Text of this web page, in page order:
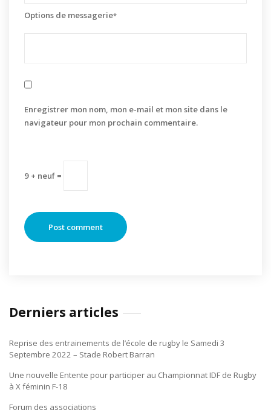
Options de messagerie*
Enregistrer mon nom, mon e-mail et mon site dans le
navigateur pour mon prochain commentaire.
9 + neuf =
Derniers articles
Reprise des entrainements de l’école de rugby le Samedi 3
Septembre 2022 – Stade Robert Barran
Une nouvelle Entente pour participer au Championnat IDF de Rugby
à X féminin F-18
Forum des associations